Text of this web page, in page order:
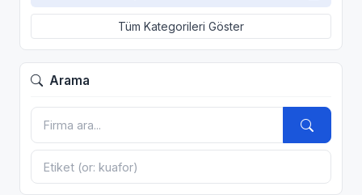
Tüm Kategorileri Göster
Arama